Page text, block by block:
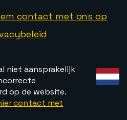
contact met ons op
niet aansprakelijk
op de website.
contact met